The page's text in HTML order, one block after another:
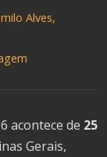
Alves,
acontece de 25
Gerais,